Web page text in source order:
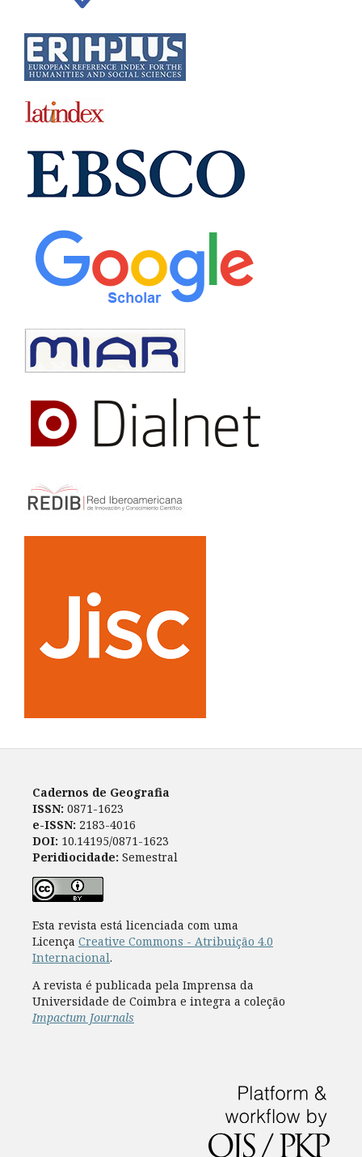
Cadernos de Geografia
ISSN: 0871-1623
e-ISSN: 2183-4016
DOI: 10.14195/0871-1623
Peridiocidade: Semestral
Esta revista está licenciada com uma
Licença Creative Commons - Atribuição 4.0
Internacional.
A revista é publicada pela Imprensa da
Universidade de Coimbra e integra a coleção
Impactum Journals